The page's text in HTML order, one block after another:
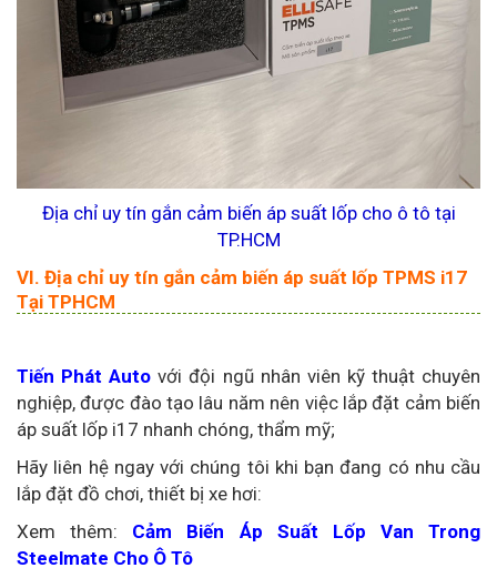
Địa chỉ uy tín gắn cảm biến áp suất lốp cho ô tô tại
TP.HCM
VI. Địa chỉ uy tín gắn cảm biến áp suất lốp TPMS i17
Tại TPHCM
Tiến Phát Auto với đội ngũ nhân viên kỹ thuật chuyên
nghiệp, được đào tạo lâu năm nên việc lắp đặt cảm biến
áp suất lốp i17 nhanh chóng, thẩm mỹ;
Hãy liên hệ ngay với chúng tôi khi bạn đang có nhu cầu
lắp đặt đồ chơi, thiết bị xe hơi:
Xem thêm: Cảm Biến Áp Suất Lốp Van Trong
Steelmate Cho Ô Tô